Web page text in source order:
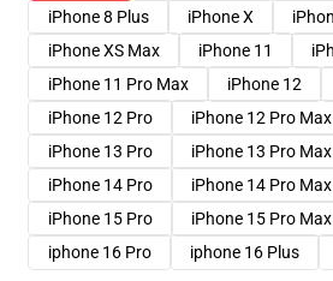
iPhone 8 Plus
iPhone X
iPhone XS Max
iPhone 11
iPhone 11 Pro Max
iPhone 12
iPhone 12 Pro
iPhone 12 Pro Max
iPhone 13 Pro
iPhone 13 Pro Max
iPhone 14 Pro
iPhone 14 Pro Max
iPhone 15 Pro
iPhone 15 Pro Max
iphone 16 Pro
iphone 16 Plus